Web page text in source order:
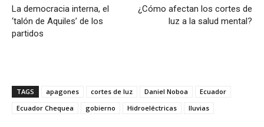
La democracia interna, el
‘talón de Aquiles’ de los
partidos
¿Cómo afectan los cortes de
luz a la salud mental?
TAGS apagones cortes de luz Daniel Noboa
Ecuador
Ecuador Chequea
gobierno Hidroeléctricas lluvias